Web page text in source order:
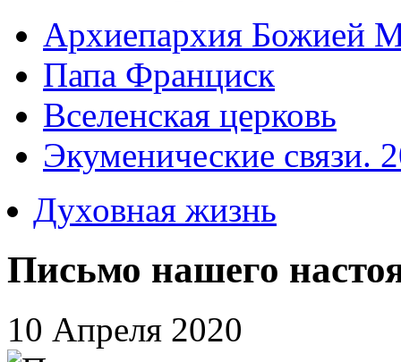
Архиепархия Божией
Папа Франциск
Вселенская церковь
Экуменические связи.
Духовная жизнь
Письмо нашего
10 Апреля 2020